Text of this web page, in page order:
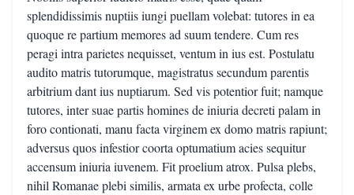
splendidissimis nuptiis iungi puellam volebat: tutores in ea
quoque re partium memores ad suum tendere. Cum res
peragi intra parietes nequisset, ventum in ius est. Postulatu
audito matris tutorumque, magistratus secundum parentis
arbitrium dant ius nuptiarum. Sed vis potentior fuit; namque
tutores, inter suae partis homines de iniuria decreti palam in
foro contionati, manu facta virginem ex domo matris rapiunt;
adversus quos infestior coorta optumatium acies sequitur
accensum iniuria iuvenem. Fit proelium atrox. Pulsa plebs,
nihil Romanae plebi similis, armata ex urbe profecta, colle